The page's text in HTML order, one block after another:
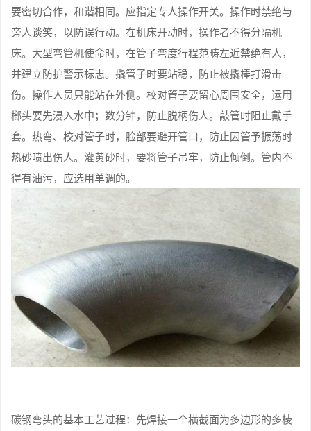
要密切合作，和谐相同。应指定专人操作开关。操作时禁绝与
旁人谈笑，以防误行动。在机床开动时，操作者不得分隔机
床。大型弯管机使命时，在管子弯度行程范畴左近禁绝有人，
并建立防护警示标志。撬管子时要站稳，防止被撬棒打滑击
伤。操作人员只能站在外侧。校对管子要留心周围安全，运用
榔头要先浸入水中；数分钟，防止脱柄伤人。敲管时阻止戴手
套。热弯、校对管子时，脸部要避开管口，防止因管予振荡时
热砂喷出伤人。灌黄砂时，要将管子吊牢，防止倾倒。管内不
得有油污，应选用单调的。
碳钢弯头的基本工艺过程：先焊接一个横截面为多边形的多棱